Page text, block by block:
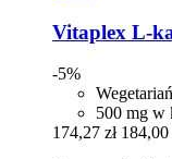
Vitaplex L-​
-5%
500 mg w
174,27 zł 184,00